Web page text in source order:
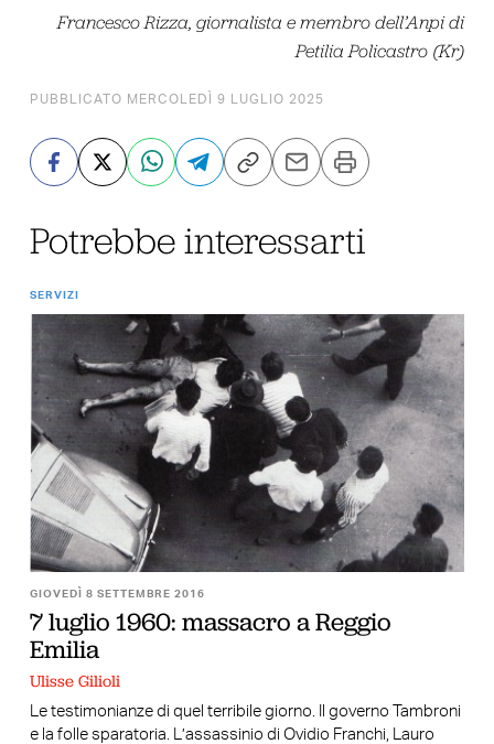
Francesco Rizza, giornalista e membro dell’Anpi di
Petilia Policastro (Kr)
PUBBLICATO MERCOLEDÌ 9 LUGLIO 2025
Potrebbe interessarti
SERVIZI
GIOVEDÌ 8 SETTEMBRE 2016
7 luglio 1960: massacro a Reggio
Emilia
Ulisse Gilioli
Le testimonianze di quel terribile giorno. Il governo Tambroni
e la folle sparatoria. L’assassinio di Ovidio Franchi, Lauro